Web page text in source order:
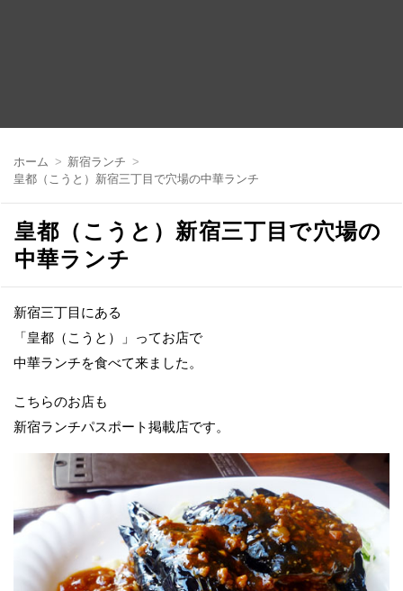
ホーム
新宿ランチ
皇都（こうと）新宿三丁目で穴場の中華ランチ
皇都（こうと）新宿三丁目で穴場の
中華ランチ
新宿三丁目にある
「皇都（こうと）」ってお店で
中華ランチを食べて来ました。
こちらのお店も
新宿ランチパスポート掲載店です。